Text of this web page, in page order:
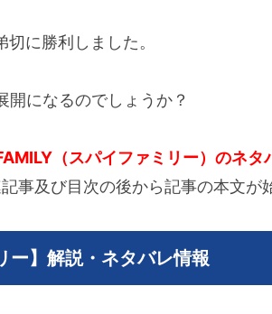
に勝利しました。
開になるのでしょうか？
（スパイファミリー）のネタ
事及び目次の後から記事の本文が
ー】解説・ネタバレ情報